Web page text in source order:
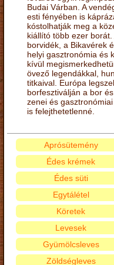
Budai Várban. A
esti fényében is
kóstolhatják meg a
kiállító több ezer
borvidék, a Bikavérek
helyi gasztronómia és
kívül
övező legendákkal,
titkaival. Európa
borfesztiválján a bor
zenei és
is felejthetetlenné.
Aprósütemény
Édes krémek
Édes süti
Egytálétel
Köretek
Levesek
Gyümölcsleves
Zöldségleves